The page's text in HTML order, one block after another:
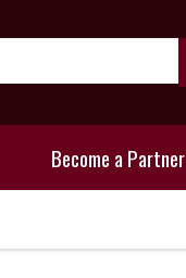
Become a Partner